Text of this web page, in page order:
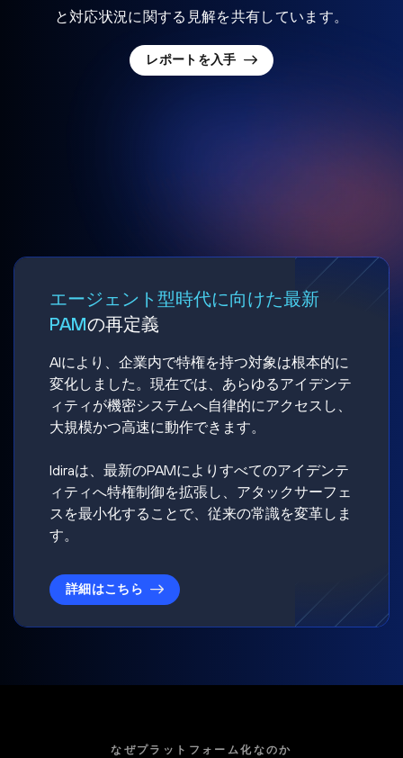
と対応状況に関する見解を共有しています。
レポートを入手
エージェント型時代に向けた最新
PAMの再定義
AIにより、企業内で特権を持つ対象は根本的に
変化しました。現在では、あらゆるアイデンテ
ィティが機密システムへ自律的にアクセスし、
大規模かつ高速に動作できます。
Idiraは、最新のPAMによりすべてのアイデンテ
ィティへ特権制御を拡張し、アタックサーフェ
スを最小化することで、従来の常識を変革しま
す。
詳細はこちら
なぜプラットフォーム化なのか